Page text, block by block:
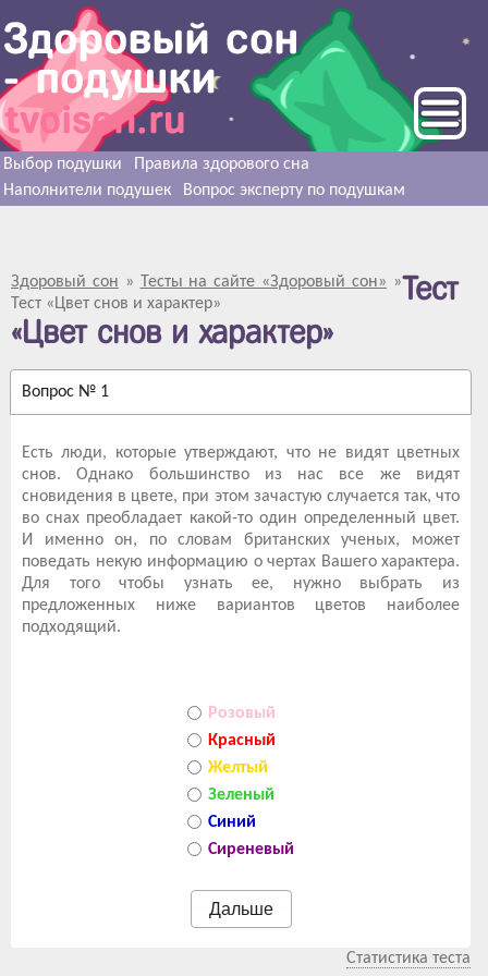
Выбор подушки
Правила здорового сна
Наполнители подушек
Вопрос эксперту по подушкам
Здоровый сон » Тесты на сайте «Здоровый сон» »
Тест «Цвет снов и характер»
Тест
«Цвет снов и характер»
Вопрос № 1
Есть люди, которые утверждают, что не видят цветных
снов. Однако большинство из нас все же видят
сновидения в цвете, при этом зачастую случается так, что
во снах преобладает какой-то один определенный цвет.
И именно он, по словам британских ученых, может
поведать некую информацию о чертах Вашего характера.
Для того чтобы узнать ее, нужно выбрать из
предложенных ниже вариантов цветов наиболее
подходящий.
Розовый
Красный
Желтый
Зеленый
Синий
Сиреневый
Cтатистика теста